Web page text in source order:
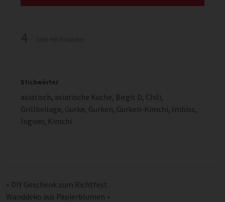
Stichwörter
asiatisch, asiatische Küche, Birgit D, Chili,
Grillbeilage, Gurke, Gurken, Gurken-Kimchi, Imbiss,
Ingwer, Kimchi
« DIY Geschenk zum Richtfest
Wanddeko aus Papierblumen »